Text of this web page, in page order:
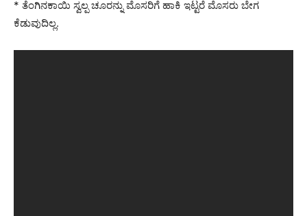
* ತೆಂಗಿನಕಾಯಿ ಸ್ವಲ್ಪ ಚೂರನ್ನು ಮೊಸರಿಗೆ ಹಾಕಿ ಇಟ್ಟರೆ ಮೊಸರು ಬೇಗ
ಕೆಡುವುದಿಲ್ಲ.